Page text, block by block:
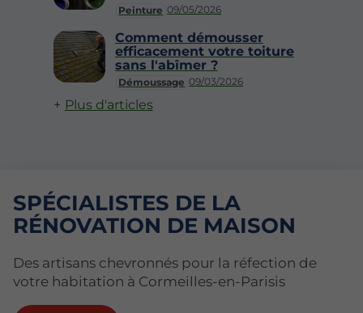
Peinture 09/05/2026
Démoussage 09/03/2026
Comment démousser
efficacement votre toiture
sans l'abîmer ?
Plus d'articles
SPÉCIALISTES DE LA
RÉNOVATION DE MAISON
Des artisans chevronnés pour la réfection de
votre habitation à Cormeilles-en-Parisis